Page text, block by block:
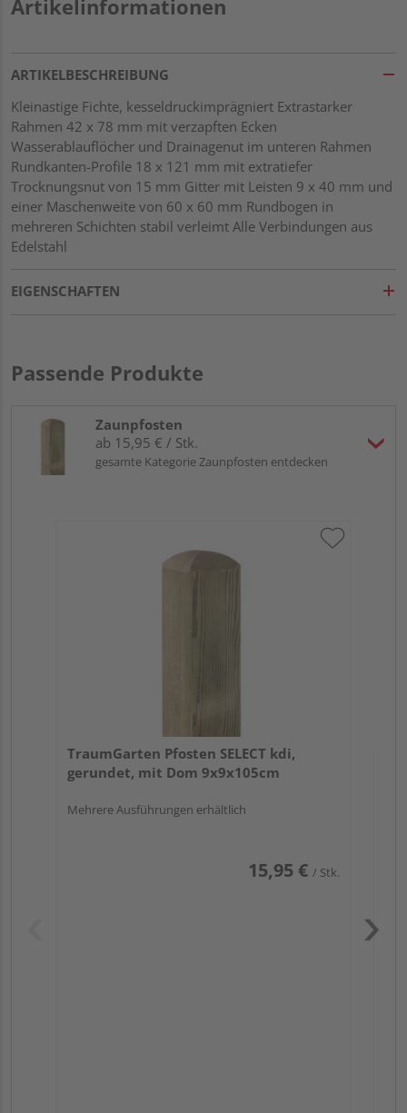
Artikelinformationen
ARTIKELBESCHREIBUNG
Kleinastige Fichte, kesseldruckimprägniert Extrastarker
Rahmen 42 x 78 mm mit verzapften Ecken
Wasserablauflöcher und Drainagenut im unteren Rahmen
Rundkanten-Profile 18 x 121 mm mit extratiefer
Trocknungsnut von 15 mm Gitter mit Leisten 9 x 40 mm und
einer Maschenweite von 60 x 60 mm Rundbogen in
mehreren Schichten stabil verleimt Alle Verbindungen aus
Edelstahl
EIGENSCHAFTEN
Passende Produkte
Zaunpfosten
ab 15,95 € / Stk.
gesamte Kategorie Zaunpfosten entdecken
TraumGarten Pfosten SELECT kdi,
gerundet, mit Dom 9x9x105cm
Mehrere Ausführungen erhältlich
15,95 € / Stk.